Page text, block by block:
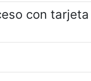
con tarjeta